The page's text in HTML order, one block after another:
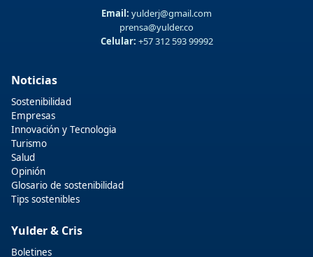
Email: yulderj@gmail.com
prensa@yulder.co
Celular: +57 312 593 99992
Noticias
Sostenibilidad
Empresas
Innovación y Tecnologia
Turismo
Salud
Opinión
Glosario de sostenibilidad
Tips sostenibles
Yulder & Cris
Boletines